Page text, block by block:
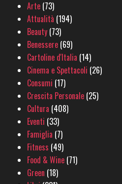
Arte (73)
Attualità (194)
Beauty (73)
Benessere (69)
Cartoline d'Italia (14)
Cinema e Spettacoli (26)
Consumi (17)
Crescita Personale (25)
Cultura (408)
Eventi (33)
Famiglia (7)
Fitness (49)
Food & Wine (71)
Green (18)